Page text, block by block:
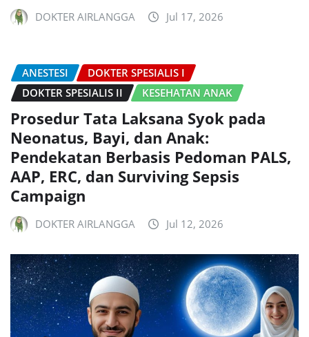
DOKTER AIRLANGGA Jul 17, 2026
ANESTESI
DOKTER SPESIALIS I
DOKTER SPESIALIS II
KESEHATAN ANAK
Prosedur Tata Laksana Syok pada
Neonatus, Bayi, dan Anak:
Pendekatan Berbasis Pedoman PALS,
AAP, ERC, dan Surviving Sepsis
Campaign
DOKTER AIRLANGGA Jul 12, 2026